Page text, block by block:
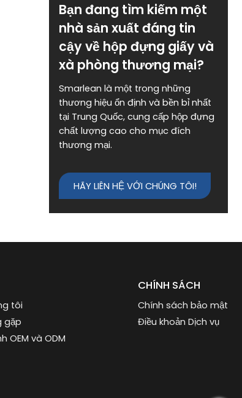
Bạn đang tìm kiếm một
nhà sản xuất đáng tin
cậy về hộp đựng giấy và
xà phòng thương mại?
Smarlean là một trong những
thương hiệu ổn định và bền bỉ nhất
tại Trung Quốc, cung cấp hộp đựng
chất lượng cao cho mục đích
thương mại.
HÃY LIÊN HỆ VỚI CHÚNG TÔI!
tôi
gặp
OEM và ODM
CHÍNH SÁCH
Chính sách bảo mật
Điều khoản Dịch vụ